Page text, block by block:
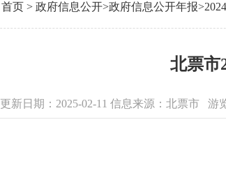
首页 > 政府信息公开>政府信息公开年报>2024
北票市
更新日期：2025-02-11 信息来源：北票市 游